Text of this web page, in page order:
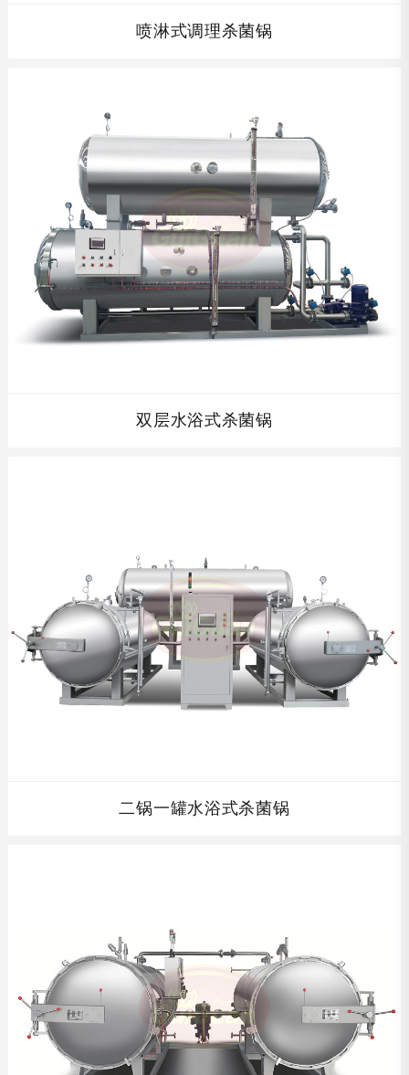
喷淋式调理杀菌锅
双层水浴式杀菌锅
二锅一罐水浴式杀菌锅